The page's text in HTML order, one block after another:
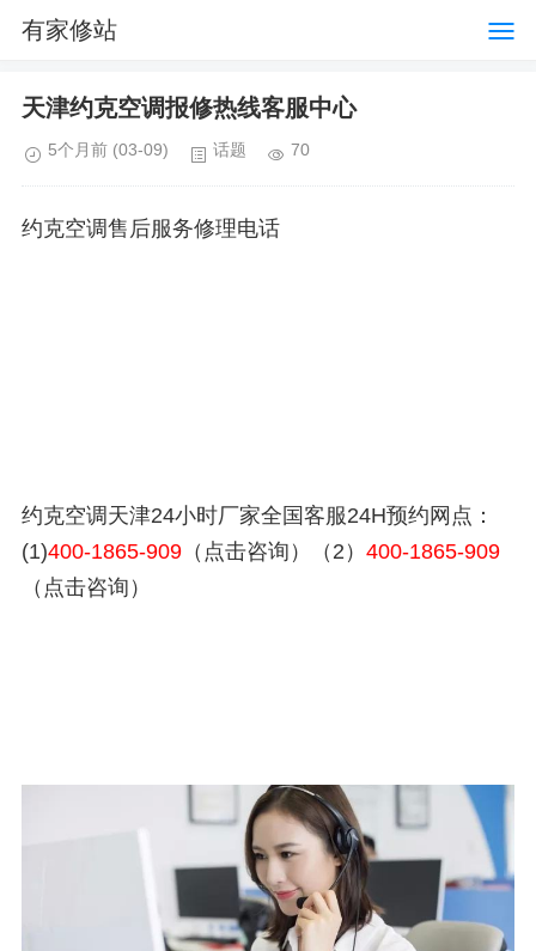
有家修站
天津约克空调报修热线客服中心
5个月前 (03-09) 话题 70
约克空调售后服务修理电话
约克空调天津24小时厂家全国客服24H预约网点：
(1)400-1865-909 （点击咨询）（2） 400-1865-909
（点击咨询）